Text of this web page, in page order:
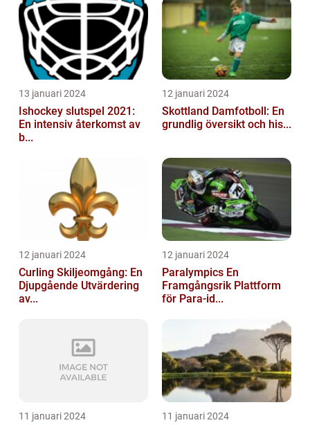
13 januari 2024
Ishockey slutspel 2021:
En intensiv återkomst av
b...
12 januari 2024
Skottland Damfotboll: En
grundlig översikt och his...
12 januari 2024
Curling Skiljeomgång: En
Djupgående Utvärdering
av...
12 januari 2024
Paralympics En
Framgångsrik Plattform
för Para-id...
11 januari 2024 11 januari 2024